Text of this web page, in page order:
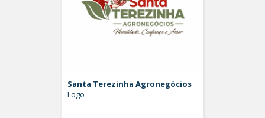
Santa Terezinha Agronegócios
Logo